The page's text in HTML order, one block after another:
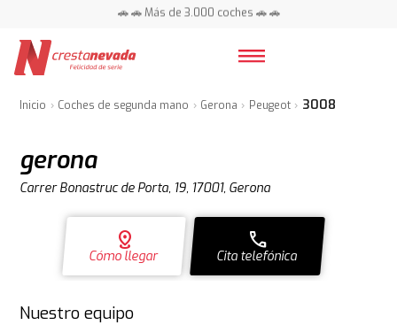
📍 Centros en toda España ⭐
📍 Centros en toda España ⭐
Inicio Coches de segunda mano Gerona Peugeot 3008
gerona
Carrer Bonastruc de Porta, 19, 17001, Gerona
distance
Cómo llegar
call
Cita telefónica
Nuestro equipo